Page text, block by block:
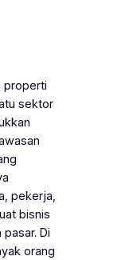
properti
sektor
pekerja,
bisnis
Di
orang